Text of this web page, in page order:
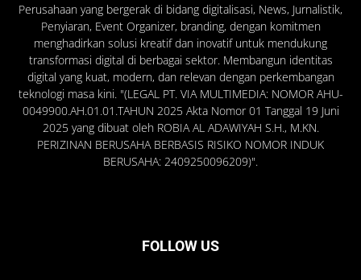
Perusahaan yang bergerak di bidang digitalisasi, News, Jurnalistik,
Penyiaran, Event Organizer, branding, dengan komitmen
menghadirkan solusi kreatif dan inovatif untuk mendukung
transformasi digital di berbagai sektor. Membangun identitas
digital yang kuat, modern, dan relevan dengan perkembangan
teknologi masa kini. "(LEGAL PT. VIA MULTIMEDIA: NOMOR AHU-
0049900.AH.01.01.TAHUN 2025 Akta Nomor 01 Tanggal 19 Juni
2025 yang dibuat oleh ROBIA AL ADAWIYAH S.H., M.KN.
PERIZINAN BERUSAHA BERBASIS RISIKO NOMOR INDUK
BERUSAHA: 2409250096209)".
FOLLOW US